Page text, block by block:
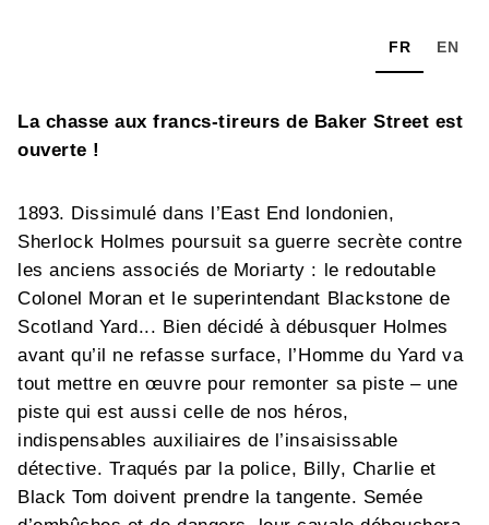
FR EN
La chasse aux francs-tireurs de Baker Street est
ouverte !
1893. Dissimulé dans l’East End londonien,
Sherlock Holmes poursuit sa guerre secrète contre
les anciens associés de Moriarty : le redoutable
Colonel Moran et le superintendant Blackstone de
Scotland Yard... Bien décidé à débusquer Holmes
avant qu’il ne refasse surface, l’Homme du Yard va
tout mettre en œuvre pour remonter sa piste – une
piste qui est aussi celle de nos héros,
indispensables auxiliaires de l’insaisissable
détective. Traqués par la police, Billy, Charlie et
Black Tom doivent prendre la tangente. Semée